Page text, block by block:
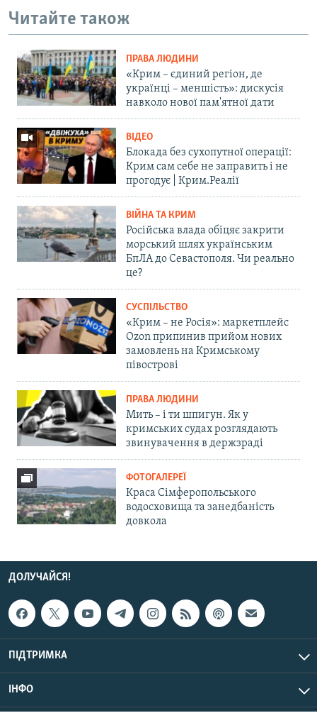
Читайте також
ПРАВА ЛЮДИНИ
«Крим – єдиний регіон, де
українці – меншість»: дискусія
навколо нової пам'ятної дати
ВІДЕО
Блокада без сухопутної операції:
Крим сам себе не заправить і не
прогодує | Крим.Реалії
ВІЙНА ТА КРИМ
Російська влада обіцяє закрити
морський шлях українським
БпЛА до Севастополя. Чи реально
це?
СУСПІЛЬСТВО
«Крим – не Росія»: маркетплейс
Ozon припинив прийом нових
замовлень на Кримському
півострові
ПРАВА ЛЮДИНИ
Мить – і ти шпигун. Як у
кримських судах розглядають
звинувачення в держзраді
ФОТОГАЛЕРЕЇ
Краса Сімферопольського
водосховища та занедбаність
довкола
ДОЛУЧАЙСЯ!
ПІДТРИМКА
ІНФО